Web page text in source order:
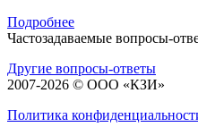
Подробнее
Частозадаваемые вопросы-
Другие вопросы-ответы
2007-2026 © ООО «КЗИ»
Политика